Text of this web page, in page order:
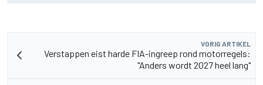
VORIG ARTIKEL
Verstappen eist harde FIA-ingreep rond motorregels:
"Anders wordt 2027 heel lang"